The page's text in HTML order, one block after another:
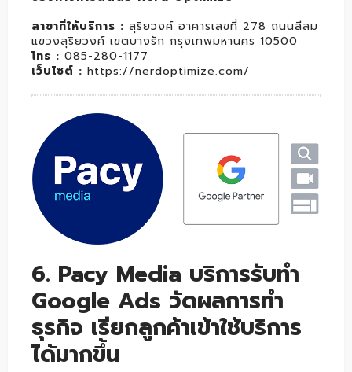
สาขาที่ให้บริการ : สุริยวงค์ อาคารเลขที่ 278 ถนนสีลม
แขวงสุริยวงค์ เขตบางรัก กรุงเทพมหานคร 10500
โทร : 085-280-1177
เว็บไซต์ : https://nerdoptimize.com/
6. Pacy Media บริการรับทำ
Google Ads วัดผลการทำ
ธุรกิจ เรียกลูกค้าเข้าใช้บริการ
ได้มากขึ้น